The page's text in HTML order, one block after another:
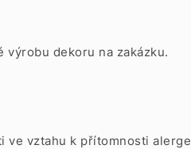
výrobu dekoru na zakázku.
vztahu k přítomnosti